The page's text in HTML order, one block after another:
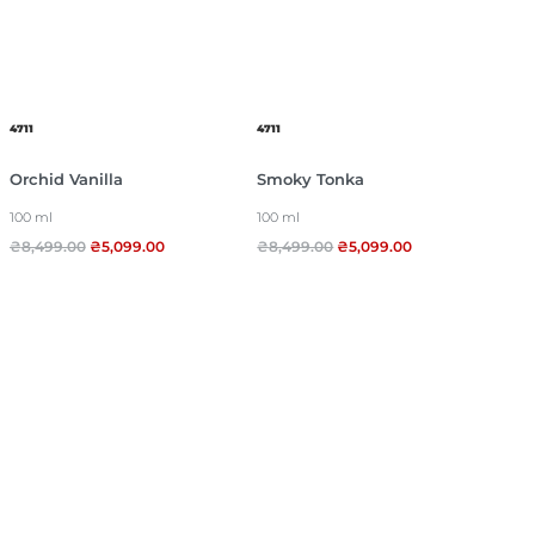
4711
Orchid Vanilla
100 ml
₴8,499.00 ₴5,099.00
4711
Smoky Tonka
100 ml
₴8,499.00 ₴5,099.00